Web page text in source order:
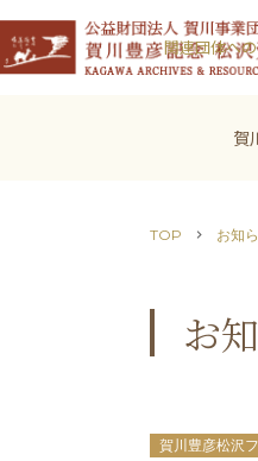
関連団体へ
賀
TOP chevron_right お知
お
賀川豊彦松沢